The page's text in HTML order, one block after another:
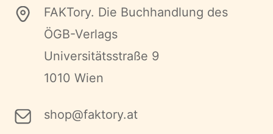
FAKTory. Die Buchhandlung des
ÖGB-Verlags
Universitätsstraße 9
1010 Wien
shop@faktory.at